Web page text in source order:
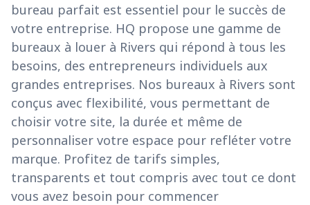
bureau parfait est essentiel pour le succès de
votre entreprise. HQ propose une gamme de
bureaux à louer à Rivers qui répond à tous les
besoins, des entrepreneurs individuels aux
grandes entreprises. Nos bureaux à Rivers sont
conçus avec flexibilité, vous permettant de
choisir votre site, la durée et même de
personnaliser votre espace pour refléter votre
marque. Profitez de tarifs simples,
transparents et tout compris avec tout ce dont
vous avez besoin pour commencer